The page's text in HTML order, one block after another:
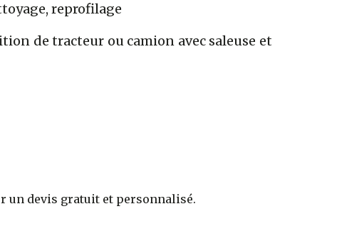
reprofilage
de tracteur ou camion avec saleuse et
un devis gratuit et personnalisé.